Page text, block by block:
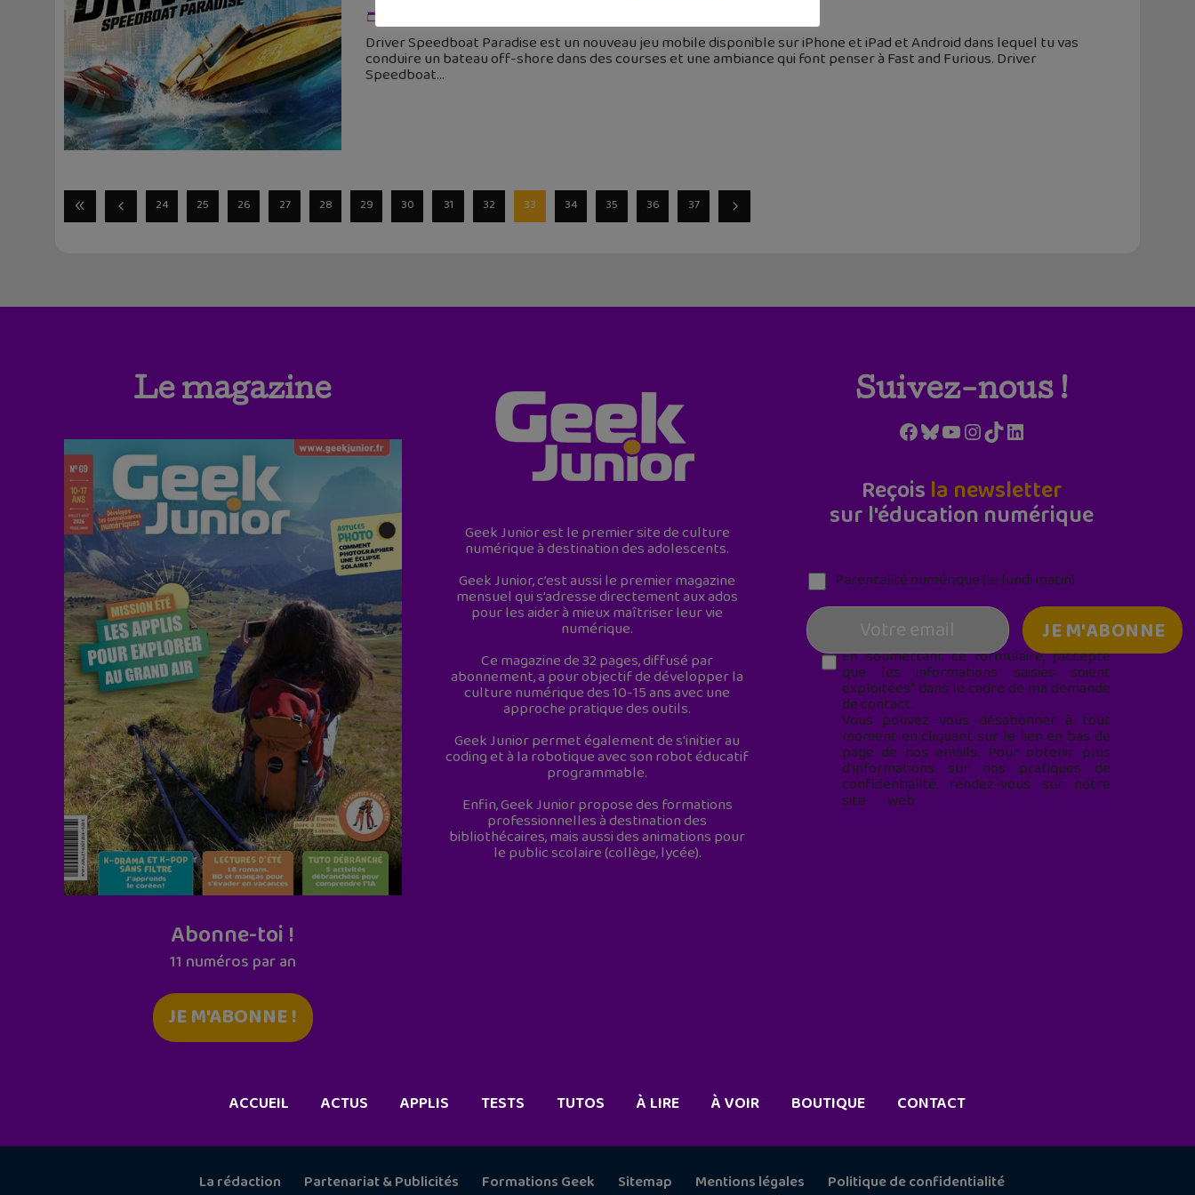
Driver Speedboat Paradise est un nouveau jeu mobile disponible sur iPhone et iPad et Android dans lequel tu vas
conduire un bateau off-shore dans des courses et une ambiance qui font penser à Fast and Furious. Driver
Speedboat
24 25 26 27 28 29 30 31 32 33 34 35 36 37
Le magazine
Abonne-toi !
11 numéros par an
JE M'ABONNE !
Geek Junior est le premier site de culture
numérique à destination des adolescents.
Geek Junior, c’est aussi le premier magazine
mensuel qui s’adresse directement aux ados
pour les aider à mieux maîtriser leur vie
numérique.
Ce magazine de 32 pages, diffusé par
abonnement, a pour objectif de développer la
culture numérique des 10-15 ans avec une
approche pratique des outils.
Geek Junior permet également de s'initier au
coding et à la robotique avec son robot éducatif
programmable.
Enfin, Geek Junior propose des formations
professionnelles à destination des
bibliothécaires, mais aussi des animations pour
le public scolaire (collège, lycée).
Suivez-nous !
Facebook
Bluesky
YouTube
Instagram
TikTokLinkedIn
Reçois la newsletter
sur l'éducation numérique
Parentalité numérique (le lundi matin)
En soumettant ce formulaire, j’accepte
que les informations saisies soient
exploitées* dans le cadre de ma demande
de contact.
Vous pouvez vous désabonner à tout
moment en cliquant sur le lien en bas de
page de nos emails. Pour obtenir plus
d'informations sur nos pratiques de
confidentialité, rendez-vous sur notre
site web
ACCUEIL ACTUS APPLIS TESTS TUTOS À LIRE À VOIR BOUTIQUE CONTACT
La rédaction Partenariat & Publicités Formations Geek Sitemap Mentions légales Politique de confidentialité